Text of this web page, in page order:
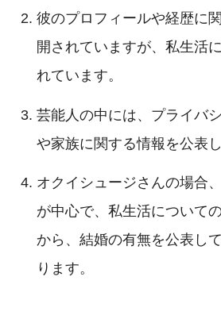
彼のプロフィールや経歴に
開されていますが、私生活
れています。
芸能人の中には、プライバ
や家族に関する情報を公表
オクイシュージさんの場合
が中心で、私生活について
から、結婚の有無を公表し
ります。